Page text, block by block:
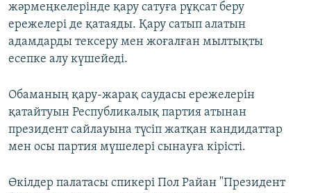
жәрмеңкелерінде қару сатуға рұқсат беру
ережелері де қатаяды. Қару сатып алатын
адамдарды тексеру мен жоғалған мылтықты
есепке алу күшейеді.
Обаманың қару-жарақ саудасы ережелерін
қатайтуын Республикалық партия атынан
президент сайлауына түсіп жатқан кандидаттар
мен осы партия мүшелері сынауға кірісті.
Өкілдер палатасы спикері Пол Райан "Президент